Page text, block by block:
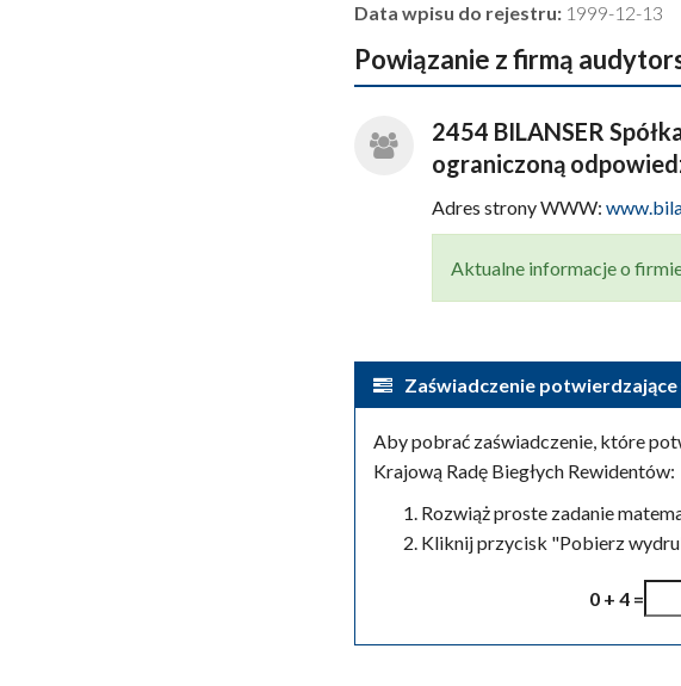
Data wpisu do rejestru: 1999-12-13
Powiązanie z firmą
2454 BILANSER
ograniczoną
Adres strony WWW:
Aktualne informacje o
Zaświadczenie
Aby pobrać zaświadczenie, które
Krajową Radę Biegłych Rewidentów:
Rozwiąż proste zadanie
Kliknij przycisk "Pobierz
0 + 4 =